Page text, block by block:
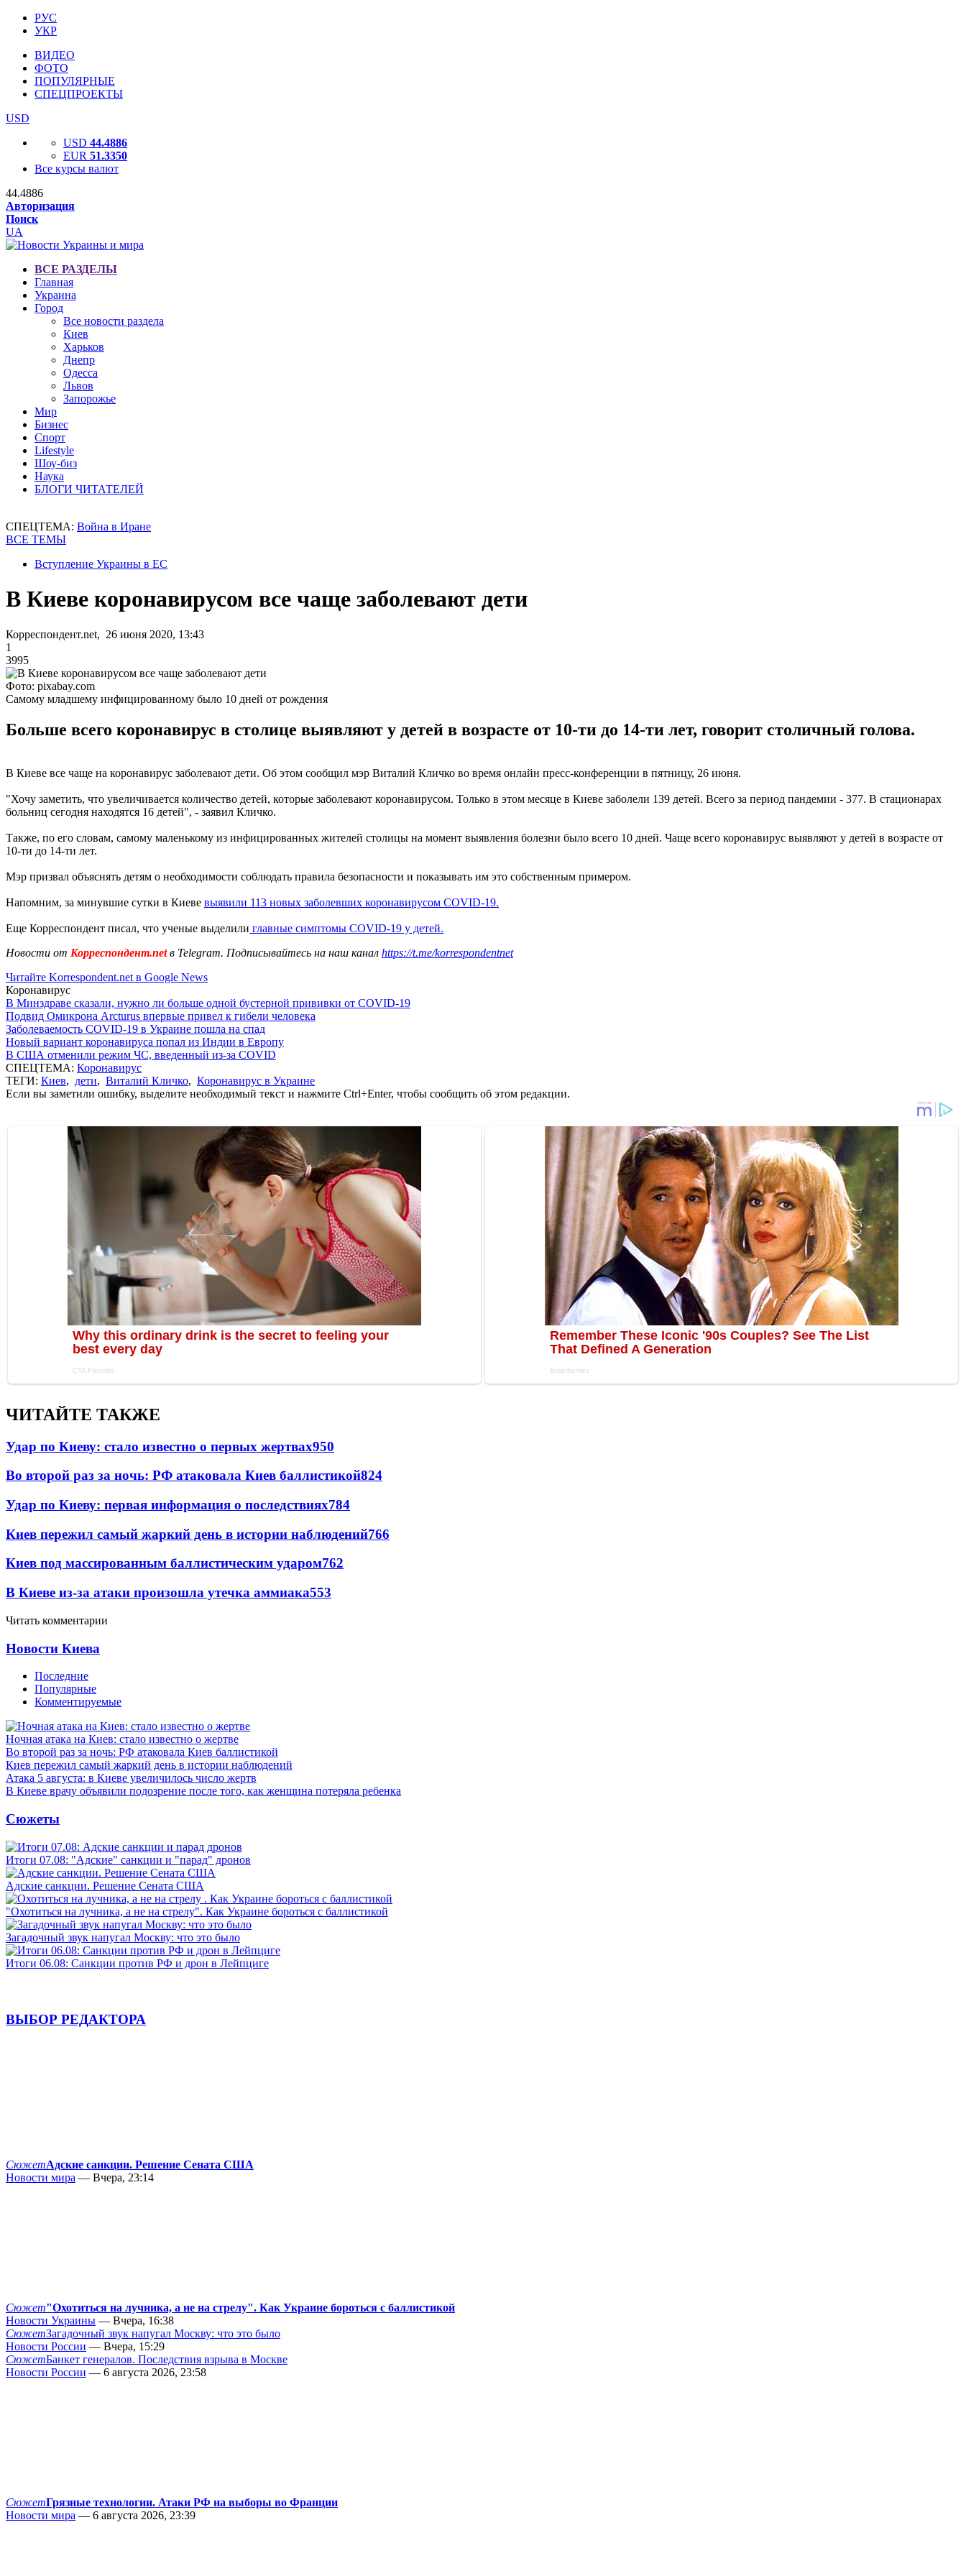
РУС
УКР
ВИДЕО
ФОТО
ПОПУЛЯРНЫЕ
СПЕЦПРОЕКТЫ
USD
USD 44.4886
EUR 51.3350
Все курсы валют
44.4886
Авторизация
Поиск
UA
ВСЕ РАЗДЕЛЫ
Главная
Украина
Город
Все новости раздела
Киев
Харьков
Днепр
Одесса
Львов
Запорожье
Мир
Бизнес
Спорт
Lifestyle
Шоу-биз
Наука
БЛОГИ ЧИТАТЕЛЕЙ
СПЕЦТЕМА: Война в Иране
ВСЕ ТЕМЫ
Вступление Украины в ЕС
В Киеве коронавирусом все чаще заболевают дети
Корреспондент.net, 26 июня 2020, 13:43
1
3995
Фото: pixabay.com
Самому младшему инфицированному было 10 дней от рождения
Больше всего коронавирус в столице выявляют у детей в возрасте от 10-ти до 14-ти лет, говорит столичный голова.
В Киеве все чаще на коронавирус заболевают дети. Об этом сообщил мэр Виталий Кличко во время онлайн пресс-конференции в пятницу, 26 июня.
"Хочу заметить, что увеличивается количество детей, которые заболевают коронавирусом. Только в этом месяце в Киеве заболели 139 детей. Всего за период пандемии - 377. В стационарах
больниц сегодня находятся 16 детей", - заявил Кличко.
Также, по его словам, самому маленькому из инфицированных жителей столицы на момент выявления болезни было всего 10 дней. Чаще всего коронавирус выявляют у детей в возрасте от
10-ти до 14-ти лет.
Мэр призвал объяснять детям о необходимости соблюдать правила безопасности и показывать им это собственным примером.
Напомним, за минувшие сутки в Киеве выявили 113 новых заболевших коронавирусом COVID-19.
Еще Корреспондент писал, что ученые выделили главные симптомы COVID-19 у детей.
Новости от Корреспондент.netв Telegram. Подписывайтесь на наш канал https://t.me/korrespondentnet
Читайте Korrespondent.net в Google News
Коронавирус
В Минздраве сказали, нужно ли больше одной бустерной прививки от COVID-19
Подвид Омикрона Arcturus впервые привел к гибели человека
Заболеваемость COVID-19 в Украине пошла на спад
Новый вариант коронавируса попал из Индии в Европу
В США отменили режим ЧС, введенный из-за COVID
СПЕЦТЕМА: Коронавирус
ТЕГИ: Киев, дети, Виталий Кличко, Коронавирус в Украине
Если вы заметили ошибку, выделите необходимый текст и нажмите Ctrl+Enter, чтобы сообщить об этом редакции.
ЧИТАЙТЕ ТАКЖЕ
Удар по Киеву: стало известно о первых жертвах950
Во второй раз за ночь: РФ атаковала Киев баллистикой824
Удар по Киеву: первая информация о последствиях784
Киев пережил самый жаркий день в истории наблюдений766
Киев под массированным баллистическим ударом762
В Киеве из-за атаки произошла утечка аммиака553
Читать комментарии
Новости Киева
Последние
Популярные
Комментируемые
Ночная атака на Киев: стало известно о жертве
Во второй раз за ночь: РФ атаковала Киев баллистикой
Киев пережил самый жаркий день в истории наблюдений
Атака 5 августа: в Киеве увеличилось число жертв
В Киеве врачу объявили подозрение после того, как женщина потеряла ребенка
Сюжеты
Итоги 07.08: "Адские" санкции и "парад" дронов
Адские санкции. Решение Сената США
"Охотиться на лучника, а не на стрелу". Как Украине бороться с баллистикой
Загадочный звук напугал Москву: что это было
Итоги 06.08: Санкции против РФ и дрон в Лейпциге
ВЫБОР РЕДАКТОРА
СюжетАдские санкции. Решение Сената США
Новости мира — Вчера, 23:14
Сюжет"Охотиться на лучника, а не на стрелу". Как Украине бороться с баллистикой
Новости Украины — Вчера, 16:38
СюжетЗагадочный звук напугал Москву: что это было
Новости России — Вчера, 15:29
СюжетБанкет генералов. Последствия взрыва в Москве
Новости России — 6 августа 2026, 23:58
СюжетГрязные технологии. Атаки РФ на выборы во Франции
Новости мира — 6 августа 2026, 23:39